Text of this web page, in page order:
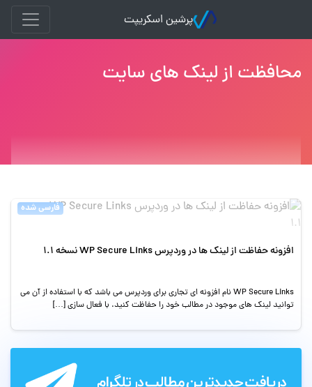
پرشین اسکریپت
محافظت از لینک های سایت
فارسی شده
افزونه حفاظت از لینک ها در وردپرس WP Secure Links نسخه 1.1
WP Secure Links نام افزونه ای تجاری برای وردپرس می باشد که با استفاده از آن می
توانید لینک های موجود در مطالب خود را حفاظت کنید. با فعال سازی […]